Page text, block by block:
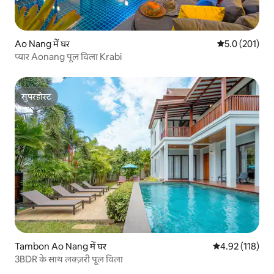
Ao Nang में घर औसत रेटिंग 5 में
5.0 (201)
प्यार Aonang पूल विला Krabi
सुपरहोस्ट
सुपरहोस्ट
Tambon Ao Nang में घर औसत रेटिंग 5 में से
4.92 (118)
3BDR के साथ लक्ज़री पूल विला